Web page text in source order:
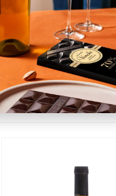
con sfumature granata.
vellutato, con gradevoli
a base di cinghiale, può